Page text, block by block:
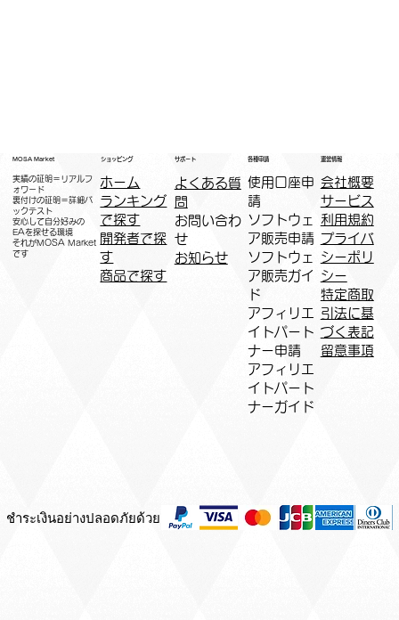
MOSA Market
実績の証明＝リアルフ
ォワード
裏付けの証明＝詳細バ
ックテスト
安心して自分好みの
EAを探せる環境
​それがMOSA Market
です
ショッピング
ホーム
ランキング
で探す
開発者で探
す
商品で探す
サポート
よくある質
問
お問い合わ
せ
お知らせ
各種申請
​使用口座申
請
ソフトウェ
ア販売申請
ソフトウェ
ア販売ガイ
ド
アフィリエ
イトパート
ナー申請​
​アフィリエ
イトパート
ナーガイド
運営情報
会社概要
サービス
利用規約
プライバ
シーポリ
シー
特定商取
引法に基
づく表記
​留意事項
ชำระเงินอย่างปลอดภัยด้วย